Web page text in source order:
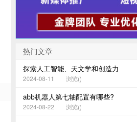
热门文章
探索人工智能、天文学和创造力
2024-08-11 浏览()
abb机器人第七轴配置有哪些?
2024-08-22 浏览()